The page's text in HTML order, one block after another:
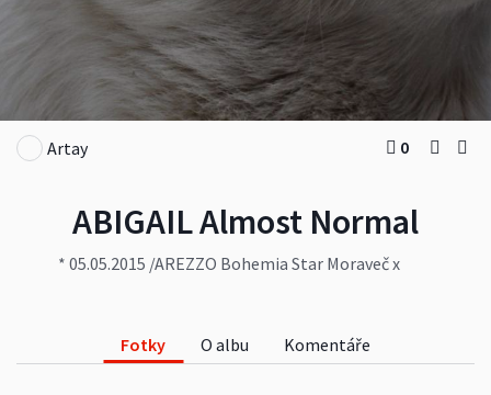
ABIGAIL Almost Normal
* 05.05.2015 /AREZZO Bohemia Star Moraveč x
Artay 0
Fotky O albu Komentáře